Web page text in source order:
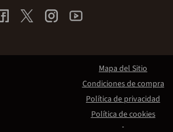
Mapa del Sitio
Condiciones de compra
Política de privacidad
Política de cookies